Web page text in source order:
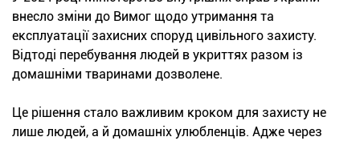
внесло зміни до Вимог щодо утримання та
експлуатації захисних споруд цивільного захисту.
Відтоді перебування людей в укриттях разом із
домашніми тваринами дозволене.
Це рішення стало важливим кроком для захисту не
лише людей, а й домашніх улюбленців. Адже через